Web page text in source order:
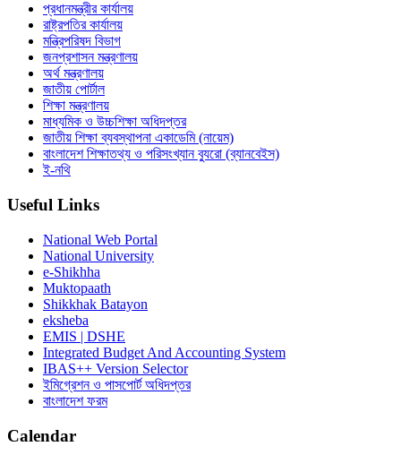
প্রধানমন্ত্রীর কার্যালয়
রাষ্ট্রপতির কার্যালয়
মন্ত্রিপরিষদ বিভাগ
জনপ্রশাসন মন্ত্রণালয়
অর্থ মন্ত্রণালয়
জাতীয় পোর্টাল
শিক্ষা মন্ত্রণালয়
মাধ্যমিক ও উচ্চশিক্ষা অধিদপ্তর
জাতীয় শিক্ষা ব্যবস্থাপনা একাডেমি (নায়েম)
বাংলাদেশ শিক্ষাতথ্য ও পরিসংখ্যান ব্যুরো (ব্যানবেইস)
ই-নথি
Useful Links
National Web Portal
National University
e-Shikhha
Muktopaath
Shikkhak Batayon
eksheba
EMIS | DSHE
Integrated Budget And Accounting System
IBAS++ Version Selector
ইমিগ্রেশন ও পাসপোর্ট অধিদপ্তর
বাংলাদেশ ফরম
Calendar